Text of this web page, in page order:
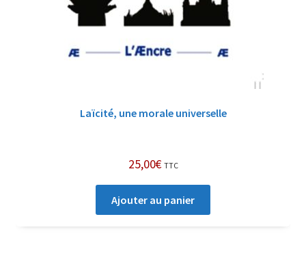
Laïcité, une morale universelle
25,00€ TTC
Ajouter au panier